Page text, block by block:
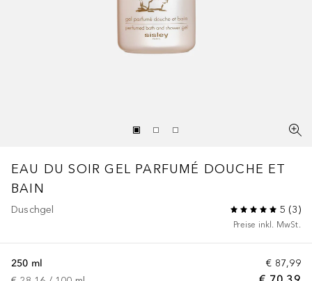
EAU DU SOIR GEL PARFUMÉ DOUCHE ET
BAIN
Duschgel 5 (3)
Preise inkl. MwSt.
€ 87,99
250 ml